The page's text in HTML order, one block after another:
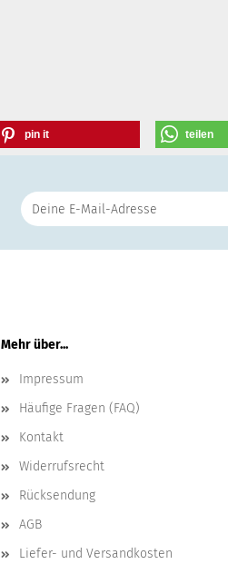
pin it teilen
Mehr über...
Impressum
Häufige Fragen (FAQ)
Kontakt
Widerrufsrecht
Rücksendung
AGB
Liefer- und Versandkosten